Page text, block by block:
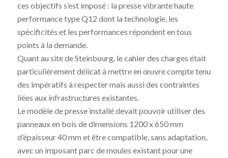
ces objectifs s’est imposé : la presse vibrante haute
performance type Q12 dont la technologie, les
spécificités et les performances répondent en tous
points à la demande.
Quant au site de Steinbourg, le cahier des charges était
particulièrement délicat à mettre en œuvre compte tenu
des impératifs à respecter mais aussi des contraintes
liées aux infrastructures existantes.
Le modèle de presse installé devait pouvoir utiliser des
panneaux en bois de dimensions 1200 x 650 mm
d’épaisseur 40 mm et être compatible, sans adaptation,
avec un imposant parc de moules existant pour une